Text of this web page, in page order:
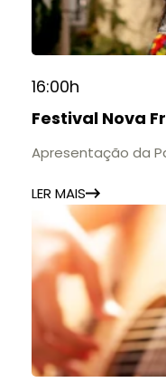
16:00h
Festival Nova
Apresentação da
LER MAIS